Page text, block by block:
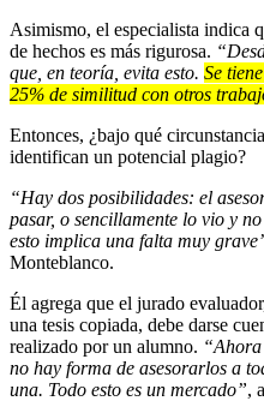
Asimismo, el especialista indica
de hechos es más rigurosa.
que, en teoría, evita esto. Se
25% de similitud con otros
Entonces, ¿bajo qué
identifican un potencial plagio?
“Hay dos posibilidades: el
pasar, o sencillamente lo vio y
esto implica una falta muy
Monteblanco.
Él agrega que el jurado
una tesis copiada, debe darse
realizado por un alumno. “Ahora
no hay forma de asesorarlos a
una. Todo esto es un mercado”,